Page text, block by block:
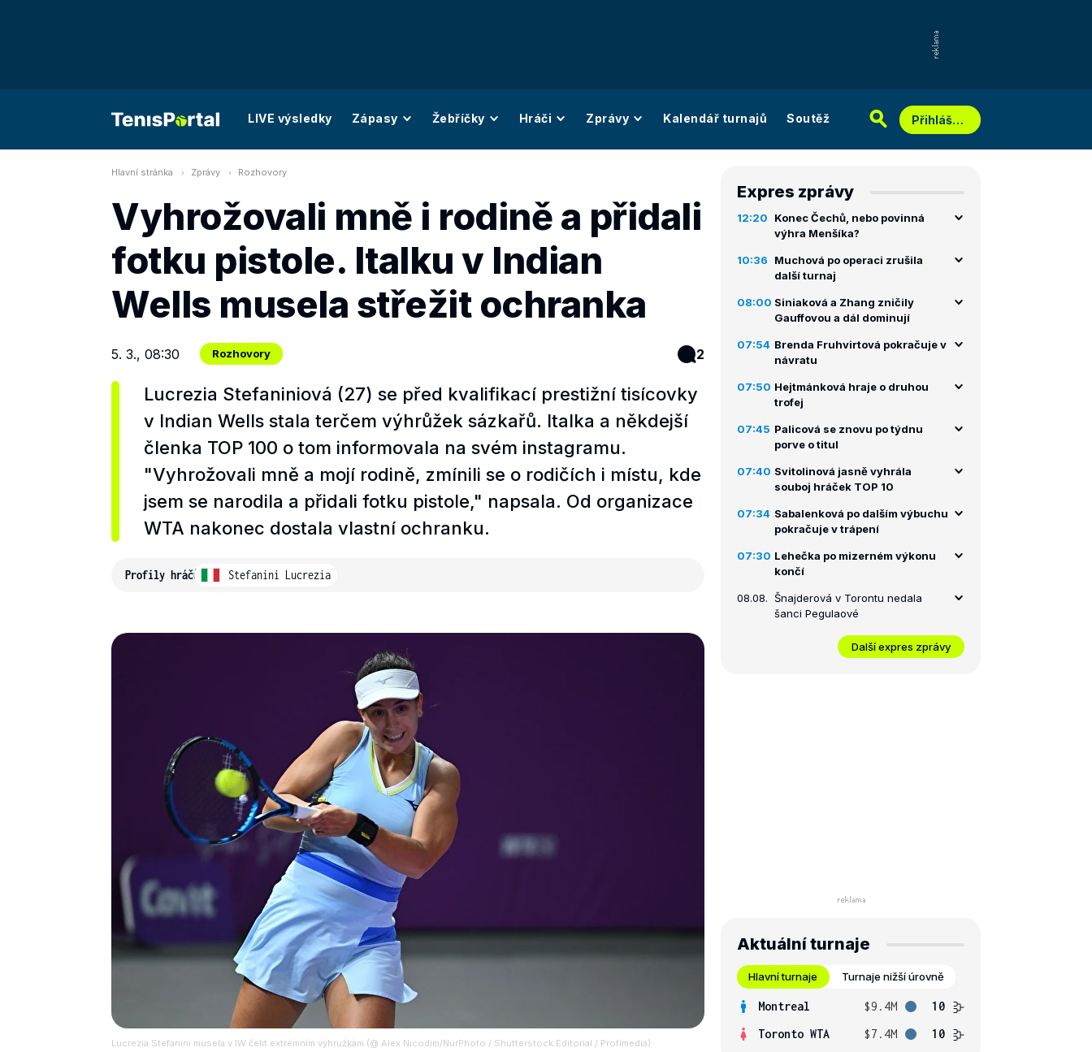
LIVE výsledky Zápasy Žebříčky Hráči Zprávy Kalendář turnajů Soutěž Přihlášení
Hlavní stránka Zprávy Rozhovory
Vyhrožovali mně i rodině a přidali
fotku pistole. Italku v Indian
Wells musela střežit ochranka
5. 3., 08:30 Rozhovory 2
Lucrezia Stefaniniová (27) se před kvalifikací prestižní tisícovky
v Indian Wells stala terčem výhrůžek sázkařů. Italka a někdejší
členka TOP 100 o tom informovala na svém instagramu.
"Vyhrožovali mně a mojí rodině, zmínili se o rodičích i místu, kde
jsem se narodila a přidali fotku pistole," napsala. Od organizace
WTA nakonec dostala vlastní ochranku.
Profily hráčů Stefanini Lucrezia
Lucrezia Stefanini musela v IW čelit extrémním výhružkám (@ Alex Nicodim/NurPhoto / Shutterstock Editorial / Profimedia)
Expres zprávy
12:20
Konec Čechů, nebo povinná
výhra Menšíka?
10:36
Muchová po operaci zrušila
další turnaj
08:00 Siniaková a Zhang zničily
Gauffovou a dál dominují
07:54 Brenda Fruhvirtová pokračuje v
návratu
07:50 Hejtmánková hraje o druhou
trofej
07:45 Palicová se znovu po týdnu
porve o titul
07:40 Svitolinová jasně vyhrála
souboj hráček TOP 10
07:34 Sabalenková po dalším výbuchu
pokračuje v trápení
07:30 Lehečka po mizerném výkonu
končí
08.08. Šnajderová v Torontu nedala
šanci Pegulaové
Další expres zprávy
Aktuální turnaje
Hlavní turnaje Turnaje nižší úrovně
Montreal $9.4M
10
Toronto WTA
$7.4M 10